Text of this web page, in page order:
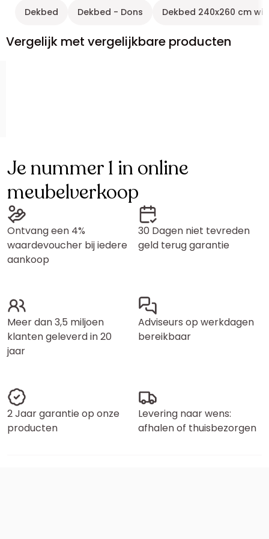
Dekbed Dekbed - Dons Dekbed 240x260 cm wit
Vergelijk met vergelijkbare producten
Je nummer 1 in online
meubelverkoop
Ontvang een 4%
waardevoucher bij iedere
aankoop
30 Dagen niet tevreden
geld terug garantie
Meer dan 3,5 miljoen
klanten geleverd in 20
jaar
Adviseurs op werkdagen
bereikbaar
2 Jaar garantie op onze
producten
Levering naar wens:
afhalen of thuisbezorgen